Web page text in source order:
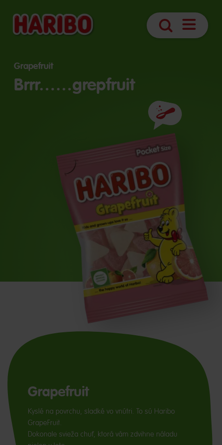
HľadanieOtvoriť
Grapefruit
Brrr……grepfruit
Prísady
Grapefruit
Kyslé na povrchu, sladké vo vnútri. To sú Haribo
GrapeFruit.
Dokonale svieža chuť, ktorá vám zdvihne náladu